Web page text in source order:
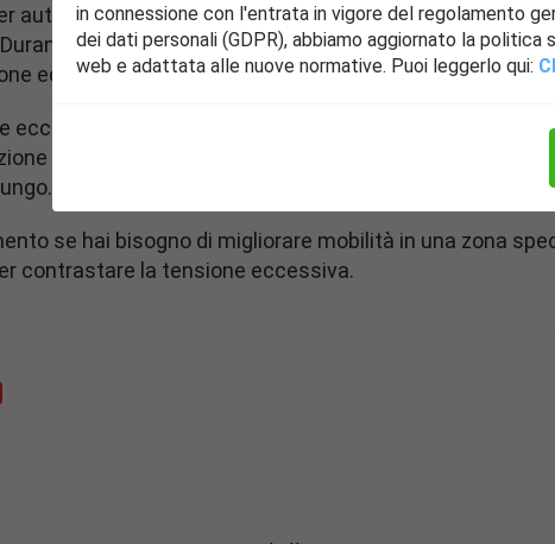
automassaggiarsi. Questo automassaggio mira a
l’allenamento, i muscoli sono pesantemente
ed accumulo di metaboliti.
eccessiva si possono avere dolori, oltre che un calo di
corretta degli esercizi o anche portare a
se hai bisogno di migliorare mobilità in una zona
contrastare la tensione eccessiva.
in connessione con l'entrata in vigore del regolamento
dei dati personali (GDPR), abbiamo aggiornato la politica
web e adattata alle nuove normative. Puoi leggerlo qui: